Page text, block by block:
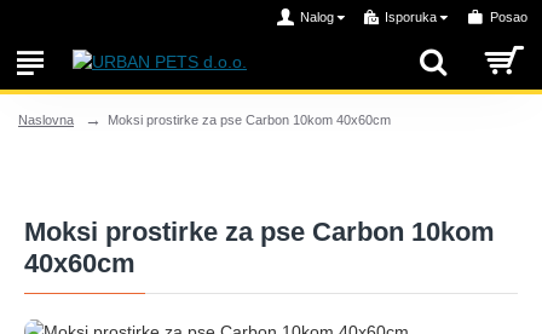
Nalog Isporuka Posao
Naslovna Moksi prostirke za pse Carbon 10kom 40x60cm
Moksi prostirke za pse Carbon 10kom
40x60cm